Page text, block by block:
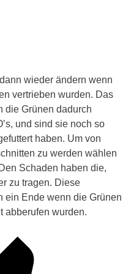
wieder ändern wenn
vertrieben wurden. Das
die Grünen dadurch
und sind sie noch so
haben. Um von
zu werden wählen
Schaden haben die,
zu tragen. Diese
ein Ende wenn die Grünen
abberufen wurden.